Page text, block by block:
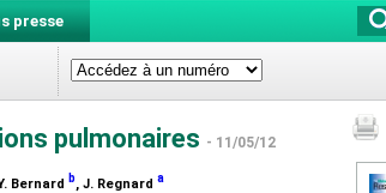
presse
pulmonaires - 11/05/12
Bernard b, J. Regnard a